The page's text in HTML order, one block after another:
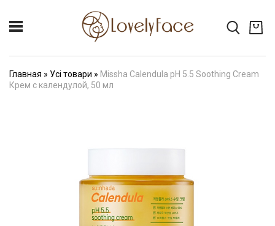
Главная » Усі товари » Missha Calendula pH 5.5 Soothing Cream
Крем с календулой, 50 мл